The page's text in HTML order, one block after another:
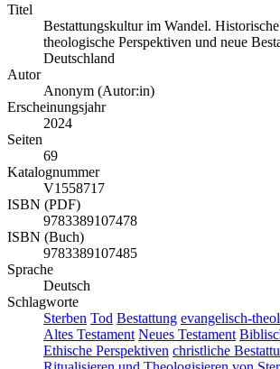
Titel
Bestattungskultur im Wandel.
theologische Perspektiven und neue
Deutschland
Autor
Anonym (Autor:in)
Erscheinungsjahr
2024
Seiten
69
Katalognummer
V1558717
ISBN (PDF)
9783389107478
ISBN (Buch)
9783389107485
Sprache
Deutsch
Schlagworte
Sterben Tod Bestattung evangelisch-
Altes Testament Neues Testament
Ethische Perspektiven christliche